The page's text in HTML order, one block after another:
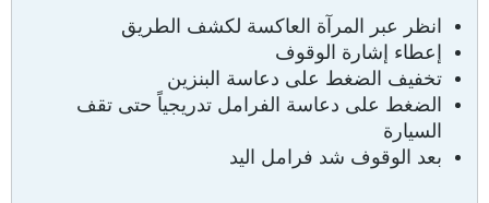
انظر عبر المرآة العاكسة لكشف الطريق
إعطاء إشارة الوقوف
تخفيف الضغط على دعاسة البنزين
الضغط على دعاسة الفرامل تدريجياً حتى تقف
السيارة
بعد الوقوف شد فرامل اليد